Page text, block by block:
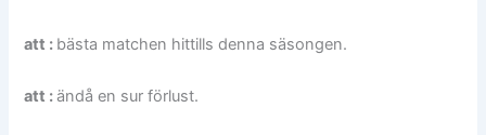
att : bästa matchen hittills denna säsongen.
att :ändå en sur förlust.